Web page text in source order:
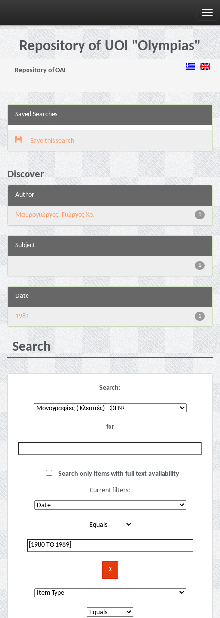
Skip
navigationRepository of UOI "Olympias"
Repository of OAI
Saved Searches
Save this search
Discover
Author
1
Μαυρογιώργος, Γιώργος Χρ.
Subject
1
-
Date
1
1981
Search
Search:
for
Search only items with full text availability
Current filters: